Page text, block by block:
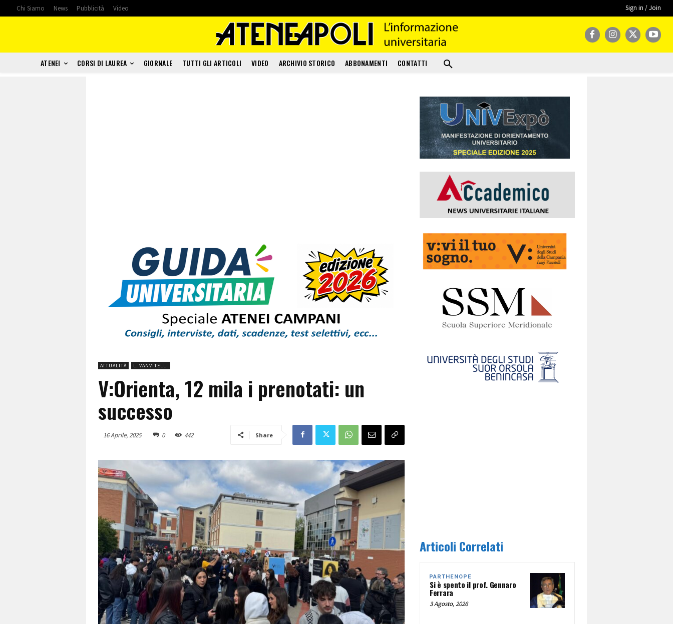
Chi Siamo News Pubblicità Video Sign in / Join
ATENEI CORSI DI LAUREA GIORNALE TUTTI GLI ARTICOLI VIDEO ARCHIVIO STORICO ABBONAMENTI CONTATTI
ATTUALITÀ L. VANVITELLI
V:Orienta, 12 mila i prenotati: un
successo
16 Aprile, 2025 0 442 Share
Articoli Correlati
PARTHENOPE
Si è spento il prof. Gennaro
Ferrara
3 Agosto, 2026